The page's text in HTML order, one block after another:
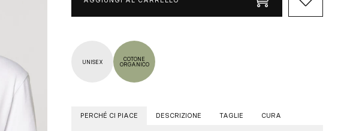
UNISEX
COTONE
ORGANICO
PERCHÉ CI PIACE DESCRIZIONE TAGLIE CURA